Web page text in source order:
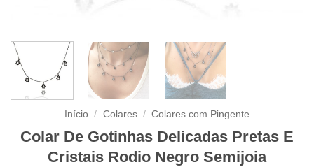
Início / Colares / Colares com Pingente
Colar De Gotinhas Delicadas Pretas E
Cristais Rodio Negro Semijoia